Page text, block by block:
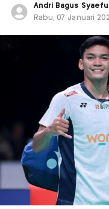
Andri Bagus Syaeful
Rabu, 07 Januari